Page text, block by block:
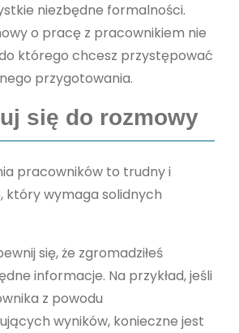
niezbędne formalności.
o pracę z pracownikiem nie
którego chcesz przystępować
przygotowania.
się do rozmowy
pracowników to trudny i
który wymaga solidnych
się, że zgromadziłeś
informacje. Na przykład, jeśli
z powodu
wyników, konieczne jest